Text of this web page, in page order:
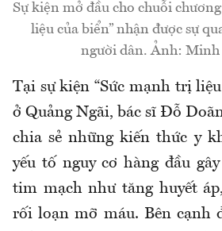
Sự kiện mở đầu cho chuỗi
liệu của biển” nhận được sự
người dân. Ảnh: Minh
Tại sự kiện “Sức mạnh trị
ở Quảng Ngãi, bác sĩ Đỗ
chia sẻ những kiến thức y
yếu tố nguy cơ hàng đầu
tim mạch như tăng huyết
rối loạn mỡ máu. Bên cạnh